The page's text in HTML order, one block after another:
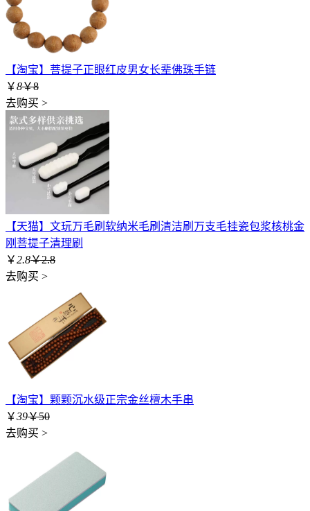
【淘宝】菩提子正眼红皮男女长辈佛珠手链
￥8￥8
去购买 >
【天猫】文玩万毛刷软纳米毛刷清洁刷万支毛挂瓷包浆核桃金
刚菩提子清理刷
￥2.8￥2.8
去购买 >
【淘宝】颗颗沉水级正宗金丝檀木手串
￥39￥50
去购买 >